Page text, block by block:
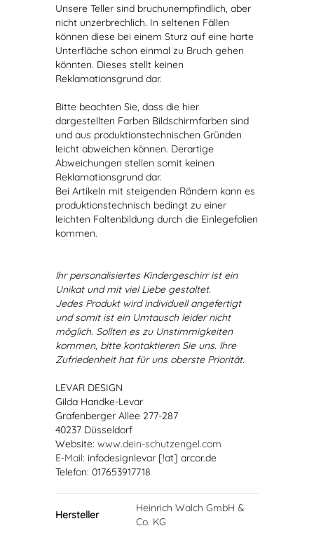
Unsere Teller sind bruchunempfindlich, aber
nicht unzerbrechlich. In seltenen Fällen
können diese bei einem Sturz auf eine harte
Unterfläche schon einmal zu Bruch gehen
könnten. Dieses stellt keinen
Reklamationsgrund dar.
Bitte beachten Sie, dass die hier
dargestellten Farben Bildschirmfarben sind
und aus produktionstechnischen Gründen
leicht abweichen können. Derartige
Abweichungen stellen somit keinen
Reklamationsgrund dar.
Bei Artikeln mit steigenden Rändern kann es
produktionstechnisch bedingt zu einer
leichten Faltenbildung durch die Einlegefolien
kommen.
Ihr personalisiertes Kindergeschirr ist ein
Unikat und mit viel Liebe gestaltet.
Jedes Produkt wird individuell angefertigt
und somit ist ein Umtausch leider nicht
möglich. Sollten es zu Unstimmigkeiten
kommen, bitte kontaktieren Sie uns. Ihre
Zufriedenheit hat für uns oberste Priorität.
LEVAR DESIGN
Gilda Handke-Levar
Grafenberger Allee 277-287
40237 Düsseldorf
Website: www.dein-schutzengel.com
E-Mail: infodesignlevar [!at] arcor.de
Telefon: 017653917718
Hersteller
Heinrich Walch GmbH &
Co. KG